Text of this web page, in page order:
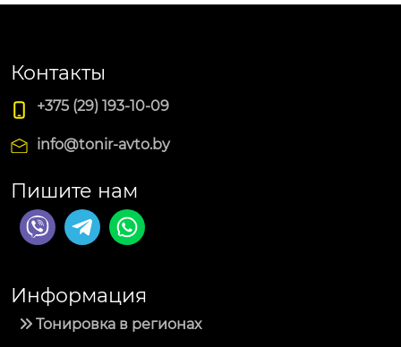
Контакты
+375 (29) 193-10-09
info@tonir-avto.by
Пишите нам
Информация
Тонировка в регионах